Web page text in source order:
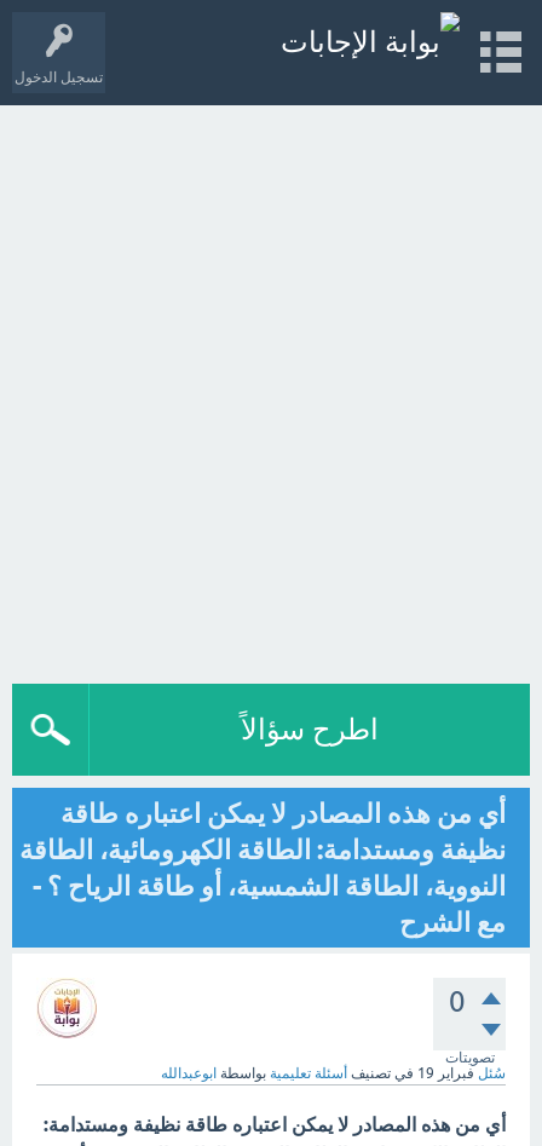
تسجيل الدخول
اطرح سؤالاً
أي من هذه المصادر لا يمكن اعتباره طاقة
نظيفة ومستدامة: الطاقة الكهرومائية، الطاقة
النووية، الطاقة الشمسية، أو طاقة الرياح ؟ -
مع الشرح
0
تصويتات
سُئل فبراير 19 في تصنيف أسئلة تعليمية بواسطة ابوعبدالله
أي من هذه المصادر لا يمكن اعتباره طاقة نظيفة ومستدامة: